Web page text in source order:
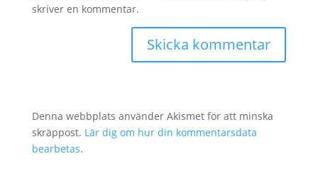
skriver en kommentar.
Denna webbplats använder Akismet för att minska
skräppost. Lär dig om hur din kommentarsdata
bearbetas.